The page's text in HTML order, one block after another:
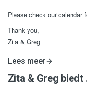
Please check our calendar
Thank you,
Zita & Greg
Lees meer
Zita & Greg biedt